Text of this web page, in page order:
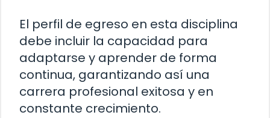
El perfil de egreso en esta disciplina
debe incluir la capacidad para
adaptarse y aprender de forma
continua, garantizando así una
carrera profesional exitosa y en
constante crecimiento.